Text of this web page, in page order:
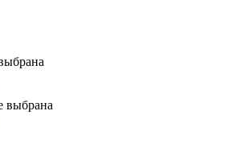
выбрана